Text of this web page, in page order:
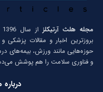
مجله هلث آرتیکلز
بروزترین اخبار و مقالات
حوزه‌هایی مانند ورزش، بیمه‌های
و فناوری سلامت را هم پوشش